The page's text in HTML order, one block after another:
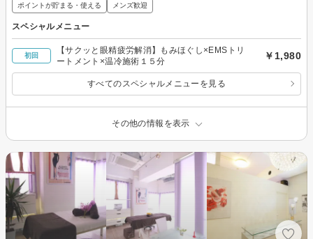
ポイントが貯まる・使える メンズ歓迎
スペシャルメニュー
初回
【サクッと眼精疲労解消】もみほぐし×EMSトリ
ートメント×温冷施術１５分
￥1,980
すべてのスペシャルメニューを見る
その他の情報を表示